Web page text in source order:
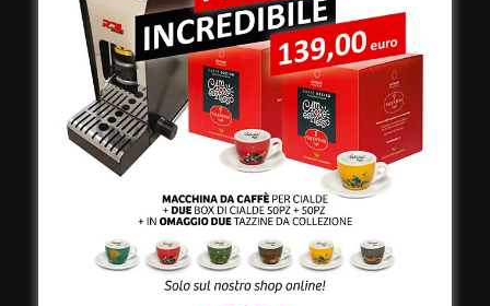
Valentino Caffè Spa